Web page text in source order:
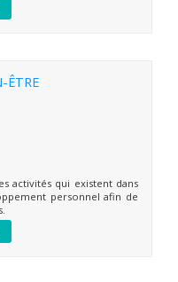
ÊTRE
activités qui existent dans
personnel afin de